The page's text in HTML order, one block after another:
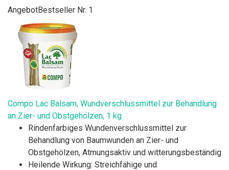
AngebotBestseller Nr. 1
Compo Lac Balsam, Wundverschlussmittel zur Behandlung
an Zier- und Obstgehölzen, 1 kg
Rindenfarbiges Wundenverschlussmittel zur
Behandlung von Baumwunden an Zier- und
Obstgehölzen, Atmungsaktiv und witterungsbeständig
Heilende Wirkung: Streichfähige und